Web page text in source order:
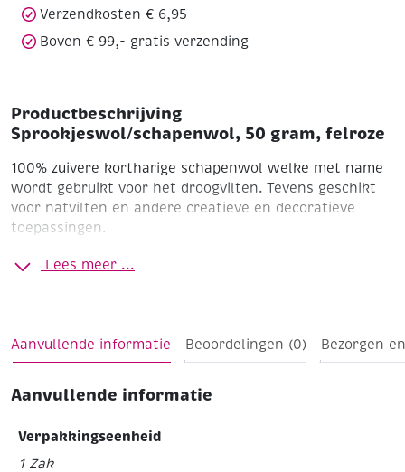
Verzendkosten € 6,95
Boven € 99,- gratis verzending
Productbeschrijving
Sprookjeswol/schapenwol, 50 gram, felroze
100% zuivere kortharige schapenwol welke met name
wordt gebruikt voor het droogvilten. Tevens geschikt
voor natvilten en andere creatieve en decoratieve
toepassingen.
FelrozeZak à 50 gram
Lees meer ...
Aanvullende informatie Beoordelingen (0) Bezorgen
Aanvullende informatie
Verpakkingseenheid
1 Zak